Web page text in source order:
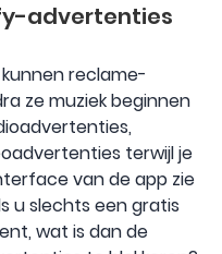
advertenties
reclame-
ze muziek beginnen
terwijl je
van de app zie
u slechts een gratis
wat is dan de